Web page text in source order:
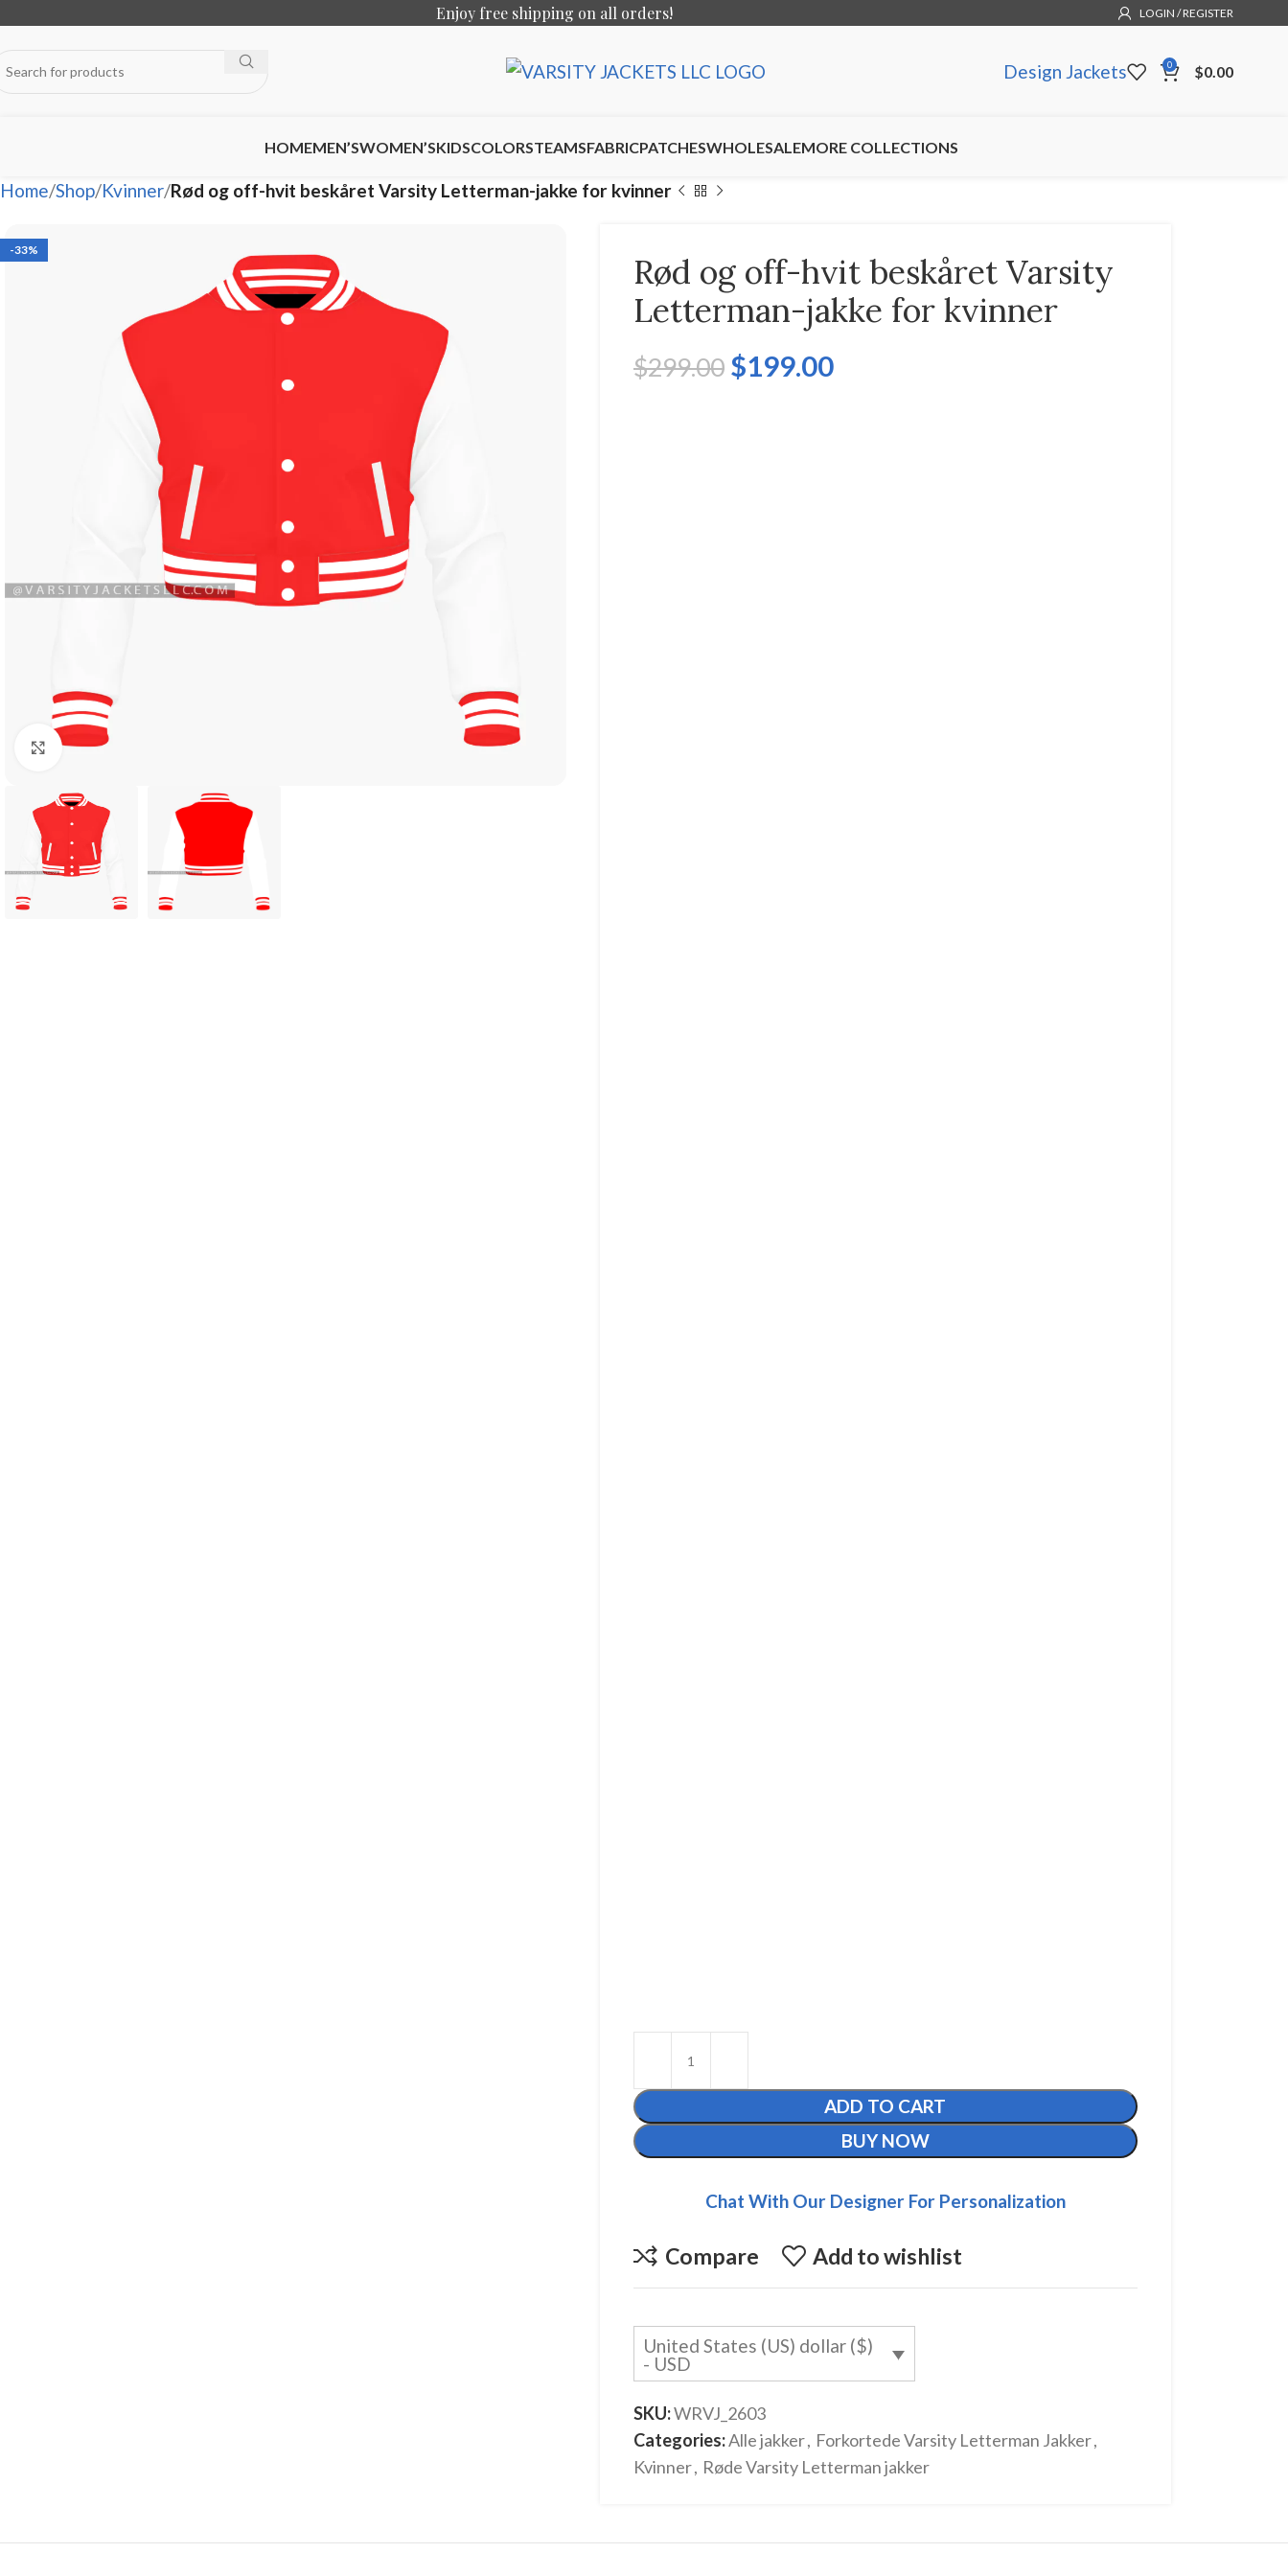
Enjoy free shipping on all orders! LOGIN / REGISTER
Design Jackets 0 $0.00
HOMEMEN’SWOMEN’SKIDSCOLORSTEAMSFABRICPATCHESWHOLESALEMORE COLLECTIONS
Home Shop Kvinner Rød og off-hvit beskåret Varsity Letterman-jakke for kvinner
-33%
Click to enlarge
Rød og off-hvit beskåret Varsity
Letterman-jakke for kvinner
$299.00 $199.00
ADD TO CART
BUY NOW
Chat With Our Designer For Personalization
Compare Add to wishlist
United States (US) dollar ($)
- USD
SKU:WRVJ_2603
Categories:Alle jakker, Forkortede Varsity Letterman Jakker,
Kvinner, Røde Varsity Letterman jakker